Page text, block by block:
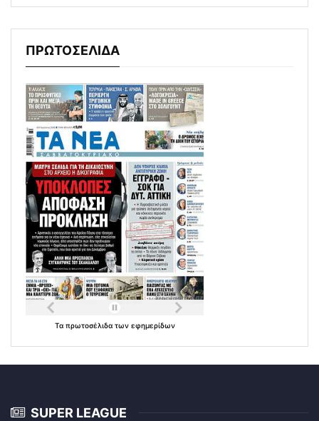
ΠΡΩΤΟΣΕΛΙΔΑ
Τα πρωτοσέλιδα των εφημερίδων
SUPER LEAGUE